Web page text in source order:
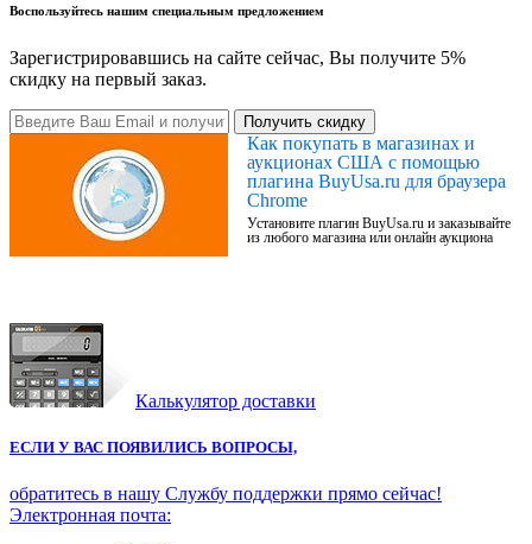
Воспользуйтесь нашим специальным предложением
Зарегистрировавшись на сайте сейчас, Вы получите 5%
скидку на первый заказ.
Получить скидку
Как покупать в магазинах и
аукционах США с помощью
плагина BuyUsa.ru для браузера
Chrome
Установите плагин BuyUsa.ru и заказывайте
из любого магазина или онлайн аукциона
Калькулятор доставки
ЕСЛИ У ВАС ПОЯВИЛИСЬ ВОПРОСЫ,
обратитесь в нашу Службу поддержки прямо сейчас!
Электронная почта: